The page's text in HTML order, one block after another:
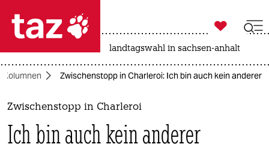
 taz zahl ich
taz zahl ich
themen
politik

taz zahl ich
landtagswahl in sachsen-anhalt
Kolumnen Zwischenstopp in Charleroi: Ich bin auch kein anderer
Zwischenstopp in Charleroi
Ich bin auch kein anderer